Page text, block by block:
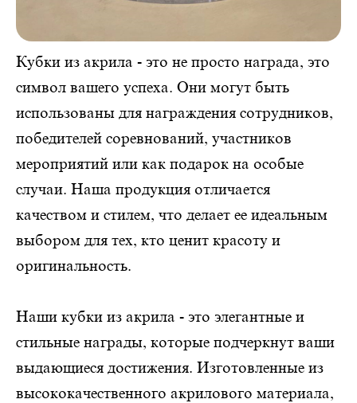
Кубки из акрила - это не просто награда, это
символ вашего успеха. Они могут быть
использованы для награждения сотрудников,
победителей соревнований, участников
мероприятий или как подарок на особые
случаи. Наша продукция отличается
качеством и стилем, что делает ее идеальным
выбором для тех, кто ценит красоту и
оригинальность.
Наши кубки из акрила - это элегантные и
стильные награды, которые подчеркнут ваши
выдающиеся достижения. Изготовленные из
высококачественного акрилового материала,